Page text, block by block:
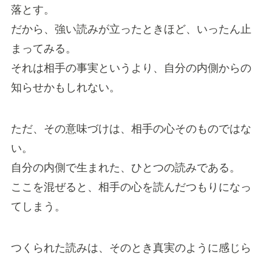
落とす。
だから、強い読みが立ったときほど、いったん止
まってみる。
それは相手の事実というより、自分の内側からの
知らせかもしれない。
ただ、その意味づけは、相手の心そのものではな
い。
自分の内側で生まれた、ひとつの読みである。
ここを混ぜると、相手の心を読んだつもりになっ
てしまう。
つくられた読みは、そのとき真実のように感じら